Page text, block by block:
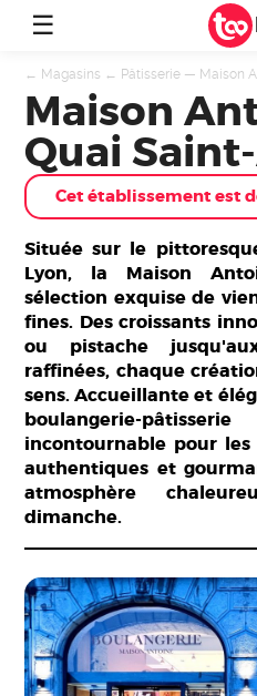
☰
← Magasins ← Pâtisserie — Maison
Maison
Quai
Située sur le
Lyon, la Maison
sélection exquise de
fines. Des croissants
ou pistache
raffinées, chaque
sens. Accueillante et
boulangerie-
incontournable pour
authentiques et
atmosphère
dimanche.